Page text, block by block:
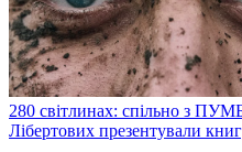
280 світлинах: спільно з
Лібертових презентували